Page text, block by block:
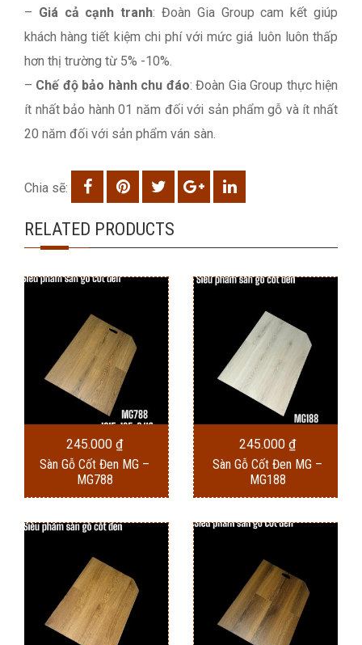
– Giá cả cạnh tranh: Đoàn Gia Group cam kết giúp
khách hàng tiết kiệm chi phí với mức giá luôn luôn thấp
hơn thị trường từ 5% -10%.
– Chế độ bảo hành chu đáo: Đoàn Gia Group thực hiện
ít nhất bảo hành 01 năm đối với sản phẩm gỗ và ít nhất
20 năm đối với sản phẩm ván sàn.
Chia sẽ:
RELATED PRODUCTS
245.000 ₫
Sàn Gỗ Cốt Đen MG –
MG788
245.000 ₫
Sàn Gỗ Cốt Đen MG –
MG188